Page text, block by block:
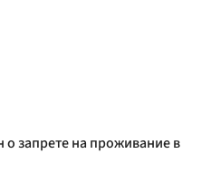
о запрете на проживание в